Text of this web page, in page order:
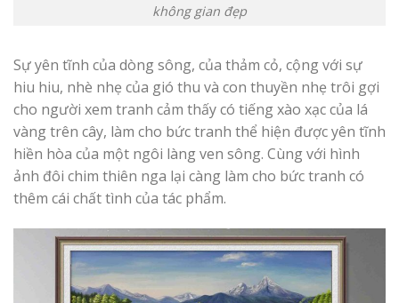
không gian đẹp
Sự yên tĩnh của dòng sông, của thảm cỏ, cộng với sự
hiu hiu, nhè nhẹ của gió thu và con thuyền nhẹ trôi gợi
cho người xem tranh cảm thấy có tiếng xào xạc của lá
vàng trên cây, làm cho bức tranh thể hiện được yên tĩnh
hiền hòa của một ngôi làng ven sông. Cùng với hình
ảnh đôi chim thiên nga lại càng làm cho bức tranh có
thêm cái chất tình của tác phẩm.